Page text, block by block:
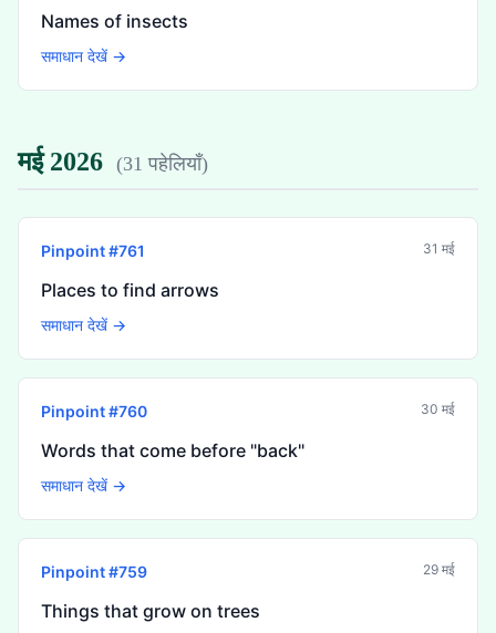
Names of insects
समाधान देखें →
मई 2026 (31 पहेलियाँ)
Pinpoint #761 31 मई
Places to find arrows
समाधान देखें →
Pinpoint #760 30 मई
Words that come before "back"
समाधान देखें →
Pinpoint #759 29 मई
Things that grow on trees